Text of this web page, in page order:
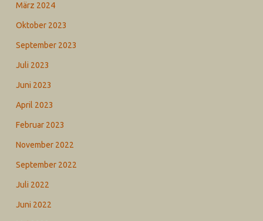
März 2024
Oktober 2023
September 2023
Juli 2023
Juni 2023
April 2023
Februar 2023
November 2022
September 2022
Juli 2022
Juni 2022